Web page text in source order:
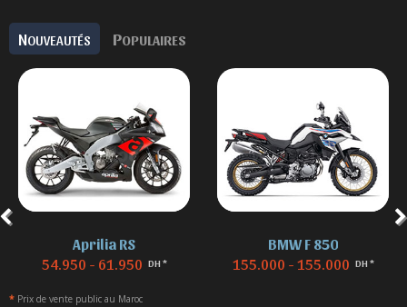
NOUVEAUTÉS POPULAIRES
Aprilia RS
54.950 - 61.950 DH *
BMW F 850
155.000 - 155.000 DH *
* Prix de vente public au Maroc